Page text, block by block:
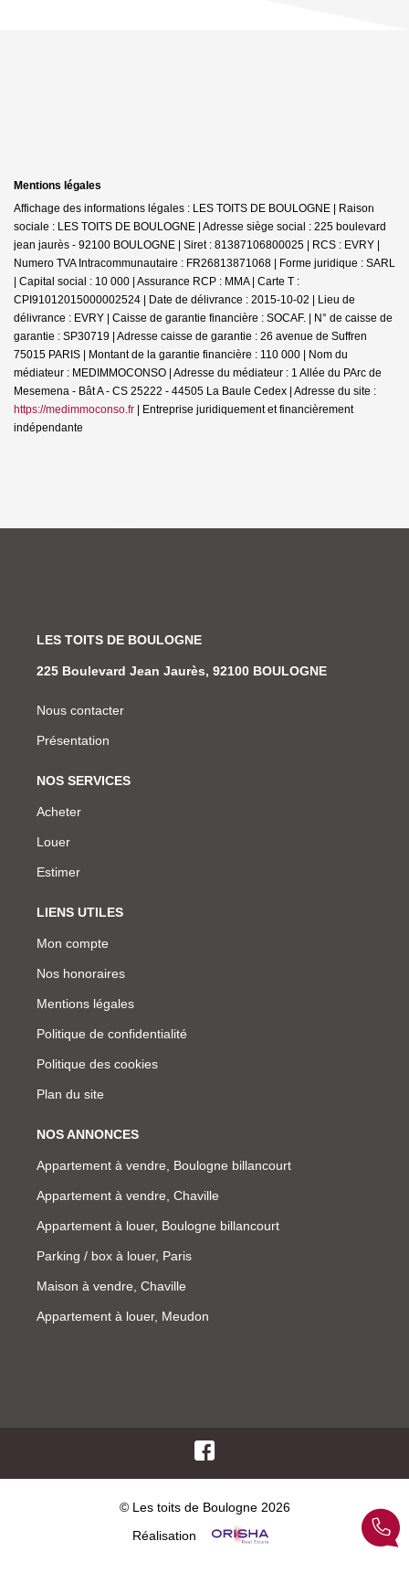
Mentions légales
Affichage des informations légales : LES TOITS DE BOULOGNE | Raison
sociale : LES TOITS DE BOULOGNE | Adresse siège social : 225 boulevard
jean jaurès - 92100 BOULOGNE | Siret : 81387106800025 | RCS : EVRY |
Numero TVA Intracommunautaire : FR26813871068 | Forme juridique : SARL
| Capital social : 10 000 | Assurance RCP : MMA | Carte T :
CPI91012015000002524 | Date de délivrance : 2015-10-02 | Lieu de
délivrance : EVRY | Caisse de garantie financière : SOCAF. | N° de caisse de
garantie : SP30719 | Adresse caisse de garantie : 26 avenue de Suffren
75015 PARIS | Montant de la garantie financière : 110 000 | Nom du
médiateur : MEDIMMOCONSO | Adresse du médiateur : 1 Allée du PArc de
Mesemena - Bât A - CS 25222 - 44505 La Baule Cedex | Adresse du site :
https://medimmoconso.fr | Entreprise juridiquement et financièrement
indépendante
LES TOITS DE BOULOGNE
225 Boulevard Jean Jaurès, 92100 BOULOGNE
Nous contacter
Présentation
NOS SERVICES
Acheter
Louer
Estimer
LIENS UTILES
Mon compte
Nos honoraires
Mentions légales
Politique de confidentialité
Politique des cookies
Plan du site
NOS ANNONCES
Appartement à vendre, Boulogne billancourt
Appartement à vendre, Chaville
Appartement à louer, Boulogne billancourt
Parking / box à louer, Paris
Maison à vendre, Chaville
Appartement à louer, Meudon
© Les toits de Boulogne 2026
Réalisation